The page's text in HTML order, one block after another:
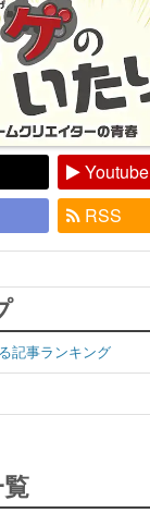
Youtube
RSS
記事ランキング